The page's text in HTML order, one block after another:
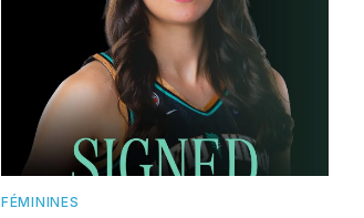
FÉMININES